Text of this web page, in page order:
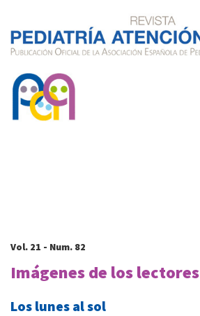
Vol. 21 - Num. 82
Imágenes de los lectores
Los lunes al sol